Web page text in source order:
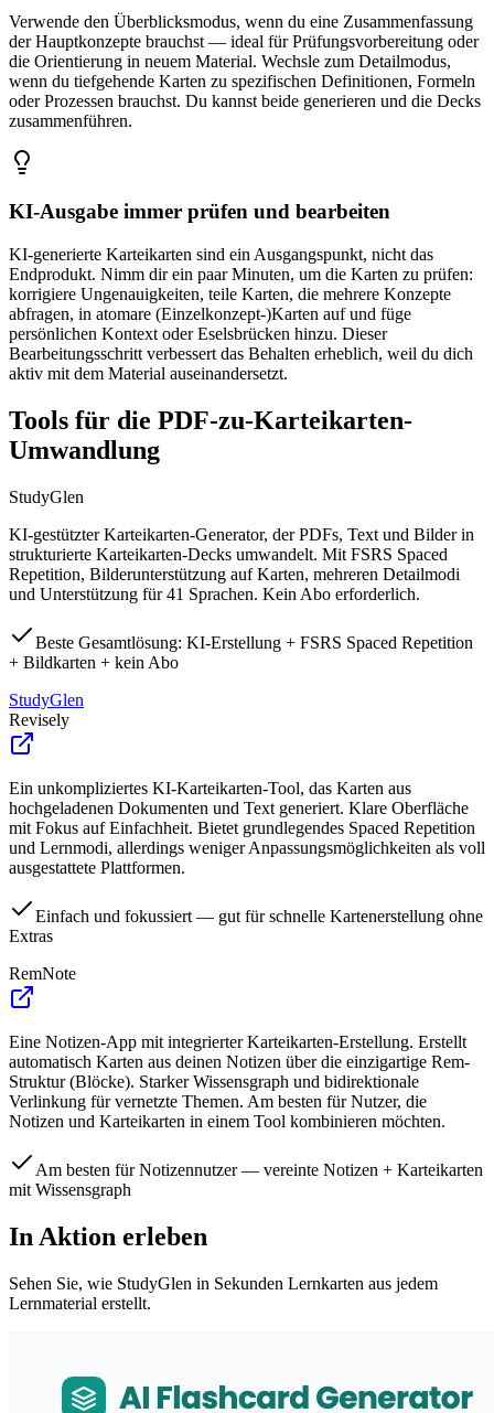
Verwende den Überblicksmodus, wenn du eine Zusammenfassung
der Hauptkonzepte brauchst — ideal für Prüfungsvorbereitung oder
die Orientierung in neuem Material. Wechsle zum Detailmodus,
wenn du tiefgehende Karten zu spezifischen Definitionen, Formeln
oder Prozessen brauchst. Du kannst beide generieren und die Decks
zusammenführen.
KI-Ausgabe immer prüfen und bearbeiten
KI-generierte Karteikarten sind ein Ausgangspunkt, nicht das
Endprodukt. Nimm dir ein paar Minuten, um die Karten zu prüfen:
korrigiere Ungenauigkeiten, teile Karten, die mehrere Konzepte
abfragen, in atomare (Einzelkonzept-)Karten auf und füge
persönlichen Kontext oder Eselsbrücken hinzu. Dieser
Bearbeitungsschritt verbessert das Behalten erheblich, weil du dich
aktiv mit dem Material auseinandersetzt.
Tools für die PDF-zu-Karteikarten-
Umwandlung
StudyGlen
KI-gestützter Karteikarten-Generator, der PDFs, Text und Bilder in
strukturierte Karteikarten-Decks umwandelt. Mit FSRS Spaced
Repetition, Bilderunterstützung auf Karten, mehreren Detailmodi
und Unterstützung für 41 Sprachen. Kein Abo erforderlich.
Beste Gesamtlösung: KI-Erstellung + FSRS Spaced Repetition
+ Bildkarten + kein Abo
StudyGlen
Revisely
Ein unkompliziertes KI-Karteikarten-Tool, das Karten aus
hochgeladenen Dokumenten und Text generiert. Klare Oberfläche
mit Fokus auf Einfachheit. Bietet grundlegendes Spaced Repetition
und Lernmodi, allerdings weniger Anpassungsmöglichkeiten als voll
ausgestattete Plattformen.
Einfach und fokussiert — gut für schnelle Kartenerstellung ohne
Extras
RemNote
Eine Notizen-App mit integrierter Karteikarten-Erstellung. Erstellt
automatisch Karten aus deinen Notizen über die einzigartige Rem-
Struktur (Blöcke). Starker Wissensgraph und bidirektionale
Verlinkung für vernetzte Themen. Am besten für Nutzer, die
Notizen und Karteikarten in einem Tool kombinieren möchten.
Am besten für Notizennutzer — vereinte Notizen + Karteikarten
mit Wissensgraph
In Aktion erleben
Sehen Sie, wie StudyGlen in Sekunden Lernkarten aus jedem
Lernmaterial erstellt.